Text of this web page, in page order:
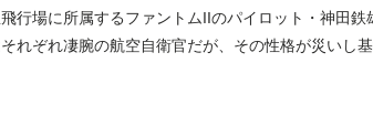
行場に所属するファントムIIのパイロット・神田
れぞれ凄腕の航空自衛官だが、その性格が災いし